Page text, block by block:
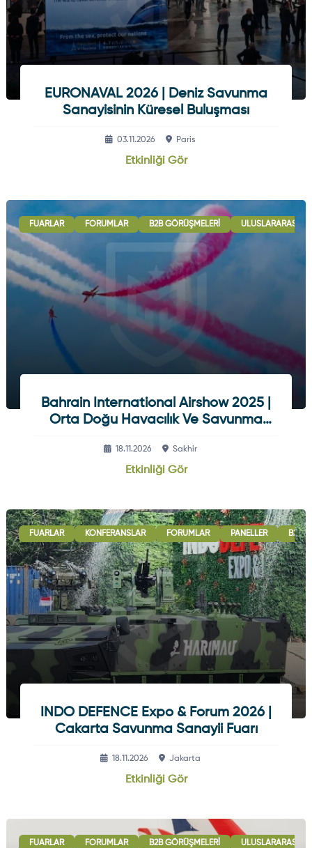
EURONAVAL 2026 | Deniz Savunma
Sanayisinin Küresel Buluşması
03.11.2026 Paris
Etkinliği Gör
FUARLAR FORUMLAR B2B GÖRÜŞMELERI ULUSLARARASI
Bahrain International Airshow 2025 |
Orta Doğu Havacılık Ve Savunma
18.11.2026 Sakhir
Etkinliği Gör
FUARLAR KONFERANSLAR FORUMLAR PANELLER B2B
INDO DEFENCE Expo & Forum 2026 |
Cakarta Savunma Sanayii Fuarı
18.11.2026 Jakarta
Etkinliği Gör
FUARLAR FORUMLAR B2B GÖRÜŞMELERI ULUSLARARASI